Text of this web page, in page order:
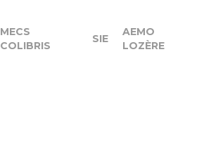
MECS
COLIBRIS
SIE
AEMO
LOZÈRE